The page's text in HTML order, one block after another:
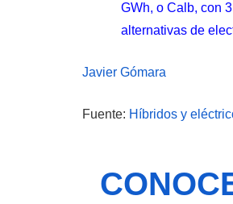
GWh, o Calb, con
alternativas de
Javier Gómara
Fuente: Híbridos y